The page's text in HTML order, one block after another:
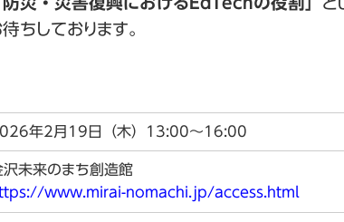
ちしております。
年2月19日（木）13:00～16:00
沢未来のまち創造館
www.mirai-nomachi.jp/access.html